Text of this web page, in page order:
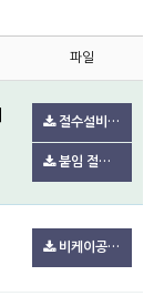
파일
절수설비 설치 의무화 설명자료 배포.pdf(123.7K)
붙임 절수설비 및 절수제품 설치 의무화 설명자료2021.7..pdf(606.4K)
비케이공장등록증.pdf(101.0K)